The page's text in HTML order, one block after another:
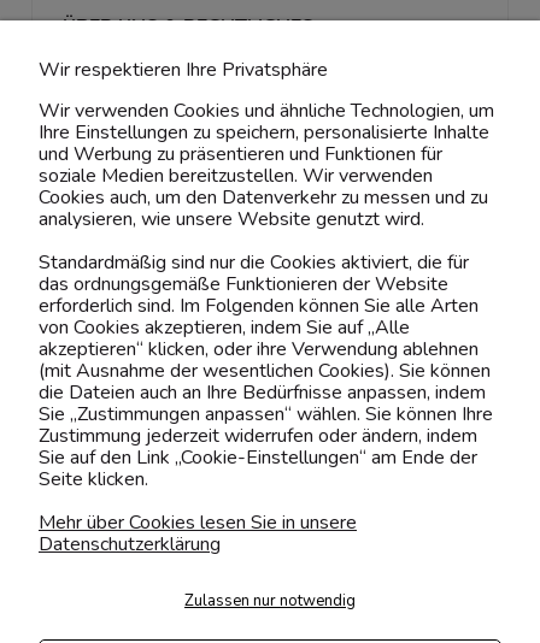
Kontaktiere uns!
0151 12200811
shop@yourhouse24.eu
Mo. - Fr. 07:00-15:00
ÜBER UNS & RECHTLICHES
MEIN ACCOUNT
BELIEBTE KATEGORIEN
Wir respektieren Ihre Privatsphäre
Wir verwenden Cookies und ähnliche Technologien, um
Ihre Einstellungen zu speichern, personalisierte Inhalte
und Werbung zu präsentieren und Funktionen für
soziale Medien bereitzustellen. Wir verwenden
Cookies auch, um den Datenverkehr zu messen und zu
analysieren, wie unsere Website genutzt wird.
Standardmäßig sind nur die Cookies aktiviert, die für
das ordnungsgemäße Funktionieren der Website
erforderlich sind. Im Folgenden können Sie alle Arten
von Cookies akzeptieren, indem Sie auf „Alle
akzeptieren“ klicken, oder ihre Verwendung ablehnen
(mit Ausnahme der wesentlichen Cookies). Sie können
die Dateien auch an Ihre Bedürfnisse anpassen, indem
Sie „Zustimmungen anpassen“ wählen. Sie können Ihre
Zustimmung jederzeit widerrufen oder ändern, indem
Sie auf den Link „Cookie-Einstellungen“ am Ende der
Seite klicken.
Mehr über Cookies lesen Sie in unsere
Datenschutzerklärung
Zulassen nur notwendig